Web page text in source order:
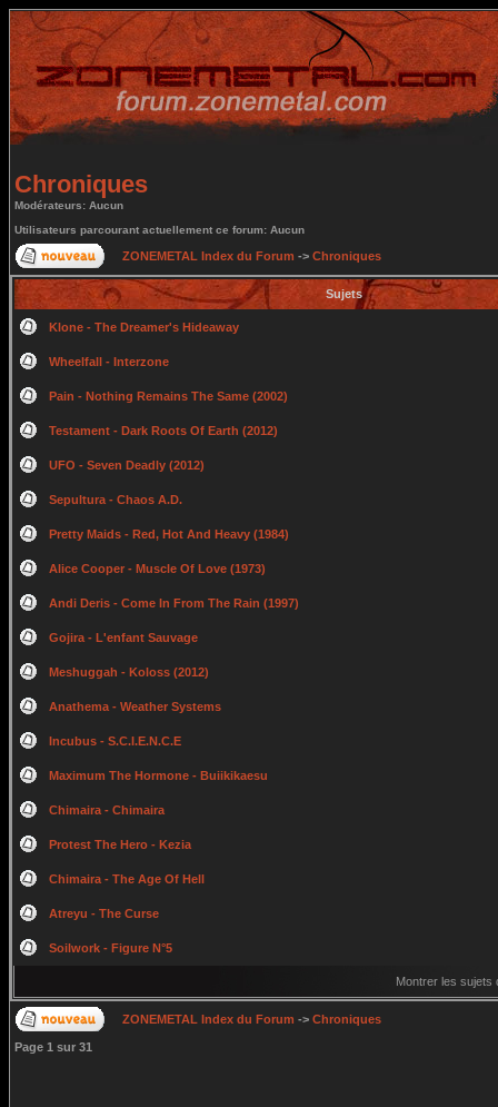
Chroniques
Modérateurs: Aucun
Utilisateurs parcourant actuellement ce forum: Aucun
ZONEMETAL Index du Forum -> Chroniques
Sujets
Klone - The Dreamer's Hideaway
Wheelfall - Interzone
Pain - Nothing Remains The Same (2002)
Testament - Dark Roots Of Earth (2012)
UFO - Seven Deadly (2012)
Sepultura - Chaos A.D.
Pretty Maids - Red, Hot And Heavy (1984)
Alice Cooper - Muscle Of Love (1973)
Andi Deris - Come In From The Rain (1997)
Gojira - L'enfant Sauvage
Meshuggah - Koloss (2012)
Anathema - Weather Systems
Incubus - S.C.I.E.N.C.E
Maximum The Hormone - Buiikikaesu
Chimaira - Chimaira
Protest The Hero - Kezia
Chimaira - The Age Of Hell
Atreyu - The Curse
Soilwork - Figure N°5
Montrer les sujets
ZONEMETAL Index du Forum -> Chroniques
Page 1 sur 31